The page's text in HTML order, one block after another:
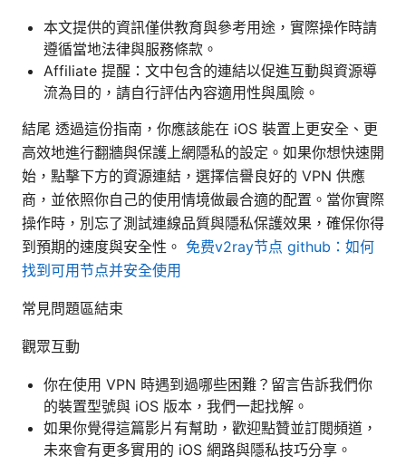
本文提供的資訊僅供教育與參考用途，實際操作時請
遵循當地法律與服務條款。
Affiliate 提醒：文中包含的連結以促進互動與資源導
流為目的，請自行評估內容適用性與風險。
結尾 透過這份指南，你應該能在 iOS 裝置上更安全、更
高效地進行翻牆與保護上網隱私的設定。如果你想快速開
始，點擊下方的資源連結，選擇信譽良好的 VPN 供應
商，並依照你自己的使用情境做最合適的配置。當你實際
操作時，別忘了測試連線品質與隱私保護效果，確保你得
到預期的速度與安全性。 免费v2ray节点 github：如何
找到可用节点并安全使用
常見問題區結束
觀眾互動
你在使用 VPN 時遇到過哪些困難？留言告訴我們你
的裝置型號與 iOS 版本，我們一起找解。
如果你覺得這篇影片有幫助，歡迎點贊並訂閱頻道，
未來會有更多實用的 iOS 網路與隱私技巧分享。